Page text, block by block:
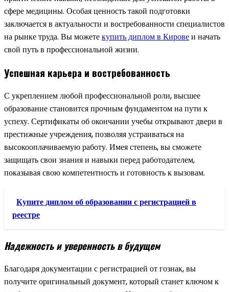
сфере медицины. Особая ценность такой подготовки
заключается в актуальности и востребованности специалистов
на рынке труда. Вы можетекупить диплом в Кировеи начать
свой путь в профессиональной жизни.
Успешная карьера и востребованность
С укреплением любой профессиональной роли, высшее
образование становится прочным фундаментом на пути к
успеху. Сертификаты об окончании учебы открывают двери в
престижные учреждения, позволяя устраиваться на
высокооплачиваемую работу. Имея степень, вы сможете
защищать свои знания и навыки перед работодателем,
показывая свою компетентность и готовность к вызовам.
Купите диплом об образовании с регистрацией в
реестре
Надежность и уверенность в будущем
Благодаря документации с регистрацией от гознак, вы
получите оригинальный документ, который станет ключом к